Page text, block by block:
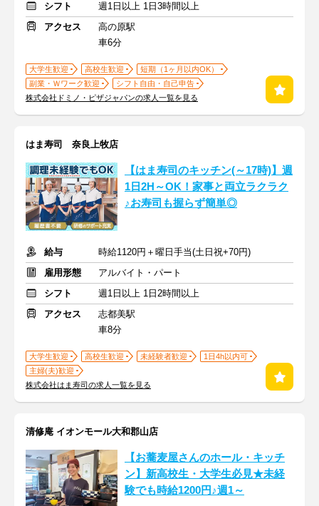
シフト
週1日以上 1日3時間以上
アクセス
高の原駅
車6分
大学生歓迎 高校生歓迎
短期（1ヶ月以内OK）
副業・Ｗワーク歓迎
シフト自由・自己申告
株式会社ドミノ・ピザジャパンの求人一覧を見る
はま寿司 奈良上牧店
【はま寿司のキッチン(～17時)】週
1日2H～OK！家事と両立ラクラク
♪お寿司も握らず簡単◎
給与
時給1120円＋曜日手当(土日祝+70円)
雇用形態
アルバイト・パート
シフト
週1日以上 1日2時間以上
アクセス
志都美駅
車8分
大学生歓迎 高校生歓迎 未経験者歓迎
1日4h以内可
主婦(夫)歓迎
株式会社はま寿司の求人一覧を見る
清修庵 イオンモール大和郡山店
【お蕎麦屋さんのホール・キッチ
ン】新高校生・大学生必見★未経
験でも時給1200円♪週1～